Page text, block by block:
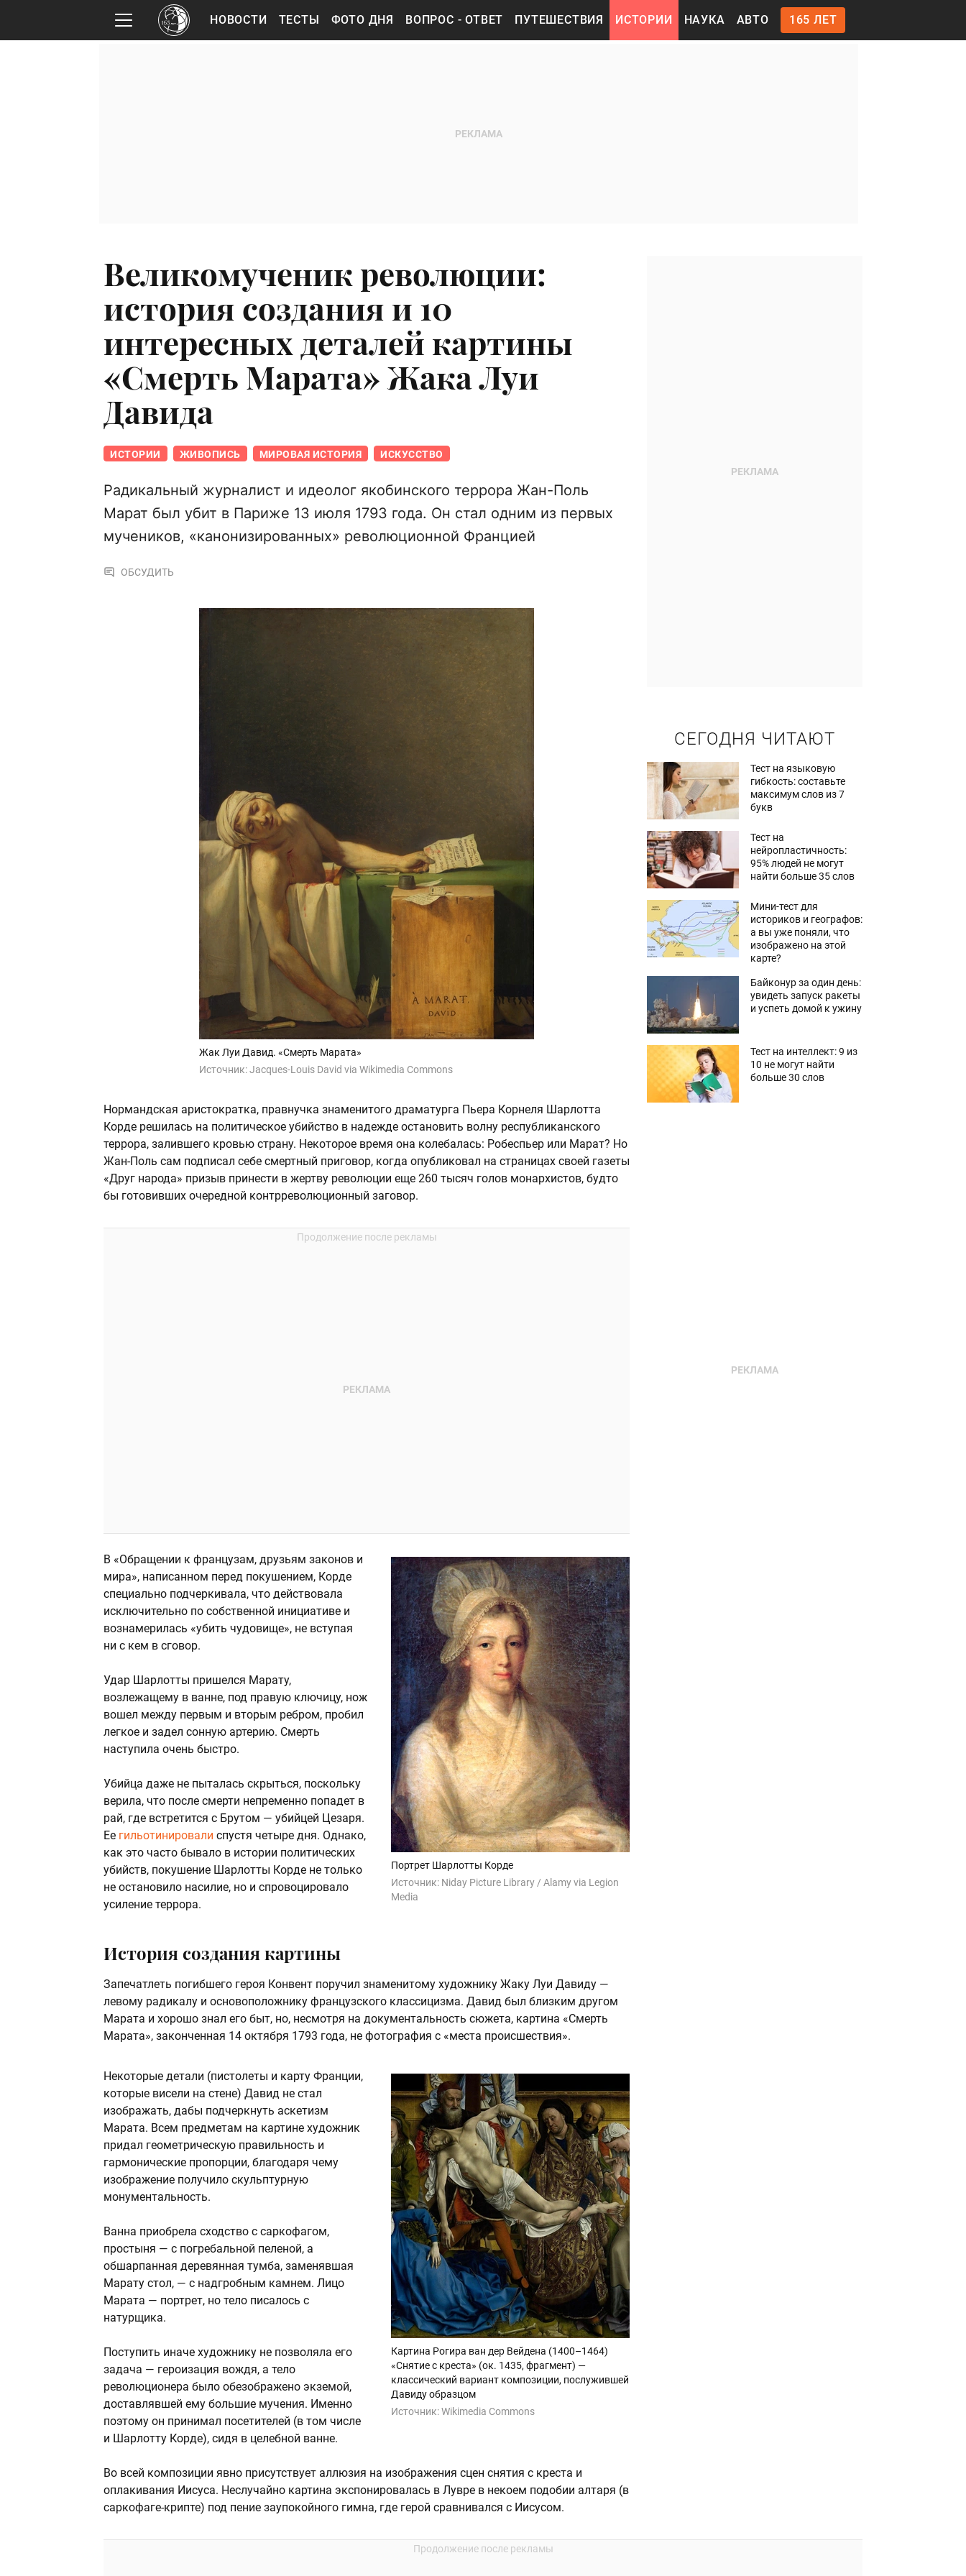
НОВОСТИ ТЕСТЫ ФОТО ДНЯ ВОПРОС - ОТВЕТ ПУТЕШЕСТВИЯ ИСТОРИИ НАУКА АВТО 165 ЛЕТ
Великомученик революции:
история создания и 10
интересных деталей картины
«Смерть Марата» Жака Луи
Давида
ИСТОРИИ ЖИВОПИСЬ МИРОВАЯ ИСТОРИЯ ИСКУССТВО
Радикальный журналист и идеолог якобинского террора Жан-Поль
Марат был убит в Париже 13 июля 1793 года. Он стал одним из первых
мучеников, «канонизированных» революционной Францией
ОБСУДИТЬ
Жак Луи Давид. «Смерть Марата»
Источник:Jacques-Louis David via Wikimedia Commons
Нормандская аристократка, правнучка знаменитого драматурга Пьера Корнеля Шарлотта
Корде решилась на политическое убийство в надежде остановить волну республиканского
террора, залившего кровью страну. Некоторое время она колебалась: Робеспьер или Марат? Но
Жан-Поль сам подписал себе смертный приговор, когда опубликовал на страницах своей газеты
«Друг народа» призыв принести в жертву революции еще 260 тысяч голов монархистов, будто
бы готовивших очередной контрреволюционный заговор.
Портрет Шарлотты Корде
Источник: Niday Picture Library / Alamy via Legion
Media
В «Обращении к французам, друзьям законов и
мира», написанном перед покушением, Корде
специально подчеркивала, что действовала
исключительно по собственной инициативе и
вознамерилась «убить чудовище», не вступая
ни с кем в сговор.
Удар Шарлотты пришелся Марату,
возлежащему в ванне, под правую ключицу, нож
вошел между первым и вторым ребром, пробил
легкое и задел сонную артерию. Смерть
наступила очень быстро.
Убийца даже не пыталась скрыться, поскольку
верила, что после смерти непременно попадет в
рай, где встретится с Брутом — убийцей Цезаря.
Ее гильотинировали спустя четыре дня. Однако,
как это часто бывало в истории политических
убийств, покушение Шарлотты Корде не только
не остановило насилие, но и спровоцировало
усиление террора.
История создания картины
Запечатлеть погибшего героя Конвент поручил знаменитому художнику Жаку Луи Давиду —
левому радикалу и основоположнику французского классицизма. Давид был близким другом
Марата и хорошо знал его быт, но, несмотря на документальность сюжета, картина «Смерть
Марата», законченная 14 октября 1793 года, не фотография с «места происшествия».
Картина Рогира ван дер Вейдена (1400–1464)
«Снятие с креста» (ок. 1435, фрагмент) —
классический вариант композиции, послужившей
Давиду образцом
Источник:Wikimedia Commons
Некоторые детали (пистолеты и карту Франции,
которые висели на стене) Давид не стал
изображать, дабы подчеркнуть аскетизм
Марата. Всем предметам на картине художник
придал геометрическую правильность и
гармонические пропорции, благодаря чему
изображение получило скульптурную
монументальность.
Ванна приобрела сходство с саркофагом,
простыня — с погребальной пеленой, а
обшарпанная деревянная тумба, заменявшая
Марату стол, — с надгробным камнем. Лицо
Марата — портрет, но тело писалось с
натурщика.
Поступить иначе художнику не позволяла его
задача — героизация вождя, а тело
революционера было обезображено экземой,
доставлявшей ему большие мучения. Именно
поэтому он принимал посетителей (в том числе
и Шарлотту Корде), сидя в целебной ванне.
Во всей композиции явно присутствует аллюзия на изображения сцен снятия с креста и
оплакивания Иисуса. Неслучайно картина экспонировалась в Лувре в некоем подобии алтаря (в
саркофаге-крипте) под пение заупокойного гимна, где герой сравнивался с Иисусом.
СЕГОДНЯ ЧИТАЮТ
Тест на языковую
гибкость: составьте
максимум слов из 7
букв
Тест на
нейропластичность:
95% людей не могут
найти больше 35 слов
Мини-тест для
историков и географов:
а вы уже поняли, что
изображено на этой
карте?
Байконур за один день:
увидеть запуск ракеты
и успеть домой к ужину
Тест на интеллект: 9 из
10 не могут найти
больше 30 слов